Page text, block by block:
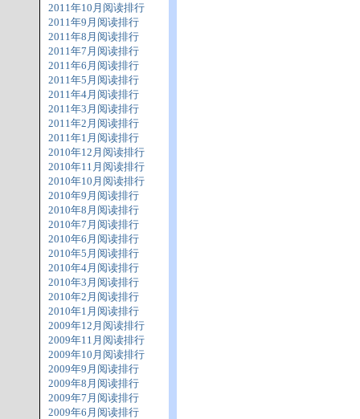
2011年10月阅读排行
2011年9月阅读排行
2011年8月阅读排行
2011年7月阅读排行
2011年6月阅读排行
2011年5月阅读排行
2011年4月阅读排行
2011年3月阅读排行
2011年2月阅读排行
2011年1月阅读排行
2010年12月阅读排行
2010年11月阅读排行
2010年10月阅读排行
2010年9月阅读排行
2010年8月阅读排行
2010年7月阅读排行
2010年6月阅读排行
2010年5月阅读排行
2010年4月阅读排行
2010年3月阅读排行
2010年2月阅读排行
2010年1月阅读排行
2009年12月阅读排行
2009年11月阅读排行
2009年10月阅读排行
2009年9月阅读排行
2009年8月阅读排行
2009年7月阅读排行
2009年6月阅读排行